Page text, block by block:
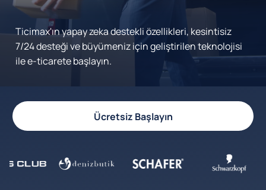
Ticimax'ın yapay zeka destekli özellikleri, kesintisiz
7/24 desteği ve büyümeniz için geliştirilen teknolojisi
ile e-ticarete başlayın.
Ücretsiz Başlayın